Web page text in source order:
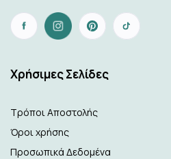
Xρήσιμες Σελίδες
Τρόποι Αποστολής
Όροι χρήσης
Προσωπικά Δεδομένα